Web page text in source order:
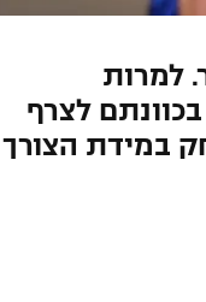
למרות
לצרף
במידת הצורך